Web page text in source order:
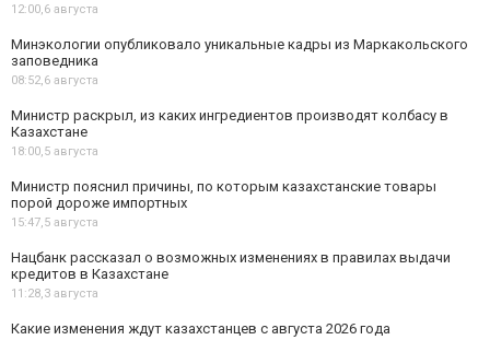
12:00,6 августа
Минэкологии опубликовало уникальные кадры из Маркакольского
заповедника
08:52,6 августа
Министр раскрыл, из каких ингредиентов производят колбасу в
Казахстане
18:00,5 августа
Министр пояснил причины, по которым казахстанские товары
порой дороже импортных
15:47,5 августа
Нацбанк рассказал о возможных изменениях в правилах выдачи
кредитов в Казахстане
11:28,3 августа
Какие изменения ждут казахстанцев с августа 2026 года